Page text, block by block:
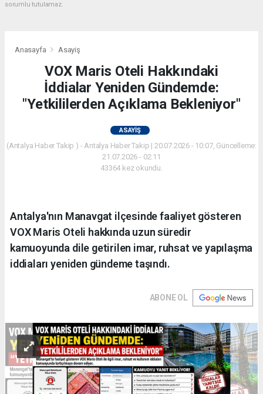
sorumlu tutulamaz.
Anasayfa Asayiş
VOX Maris Oteli Hakkındaki
İddialar Yeniden Gündemde:
"Yetkililerden Açıklama Bekleniyor"
ASAYIŞ
(Antalya Haber Takip ) - Antalya Haber Takip | 20.07.2026 - 10:07, Güncelleme:
21.07.2026 - 02:11
43364 kez okundu.
Antalya'nın Manavgat ilçesinde faaliyet gösteren
VOX Maris Oteli hakkında uzun süredir
kamuoyunda dile getirilen imar, ruhsat ve yapılaşma
iddiaları yeniden gündeme taşındı.
ABONE OL